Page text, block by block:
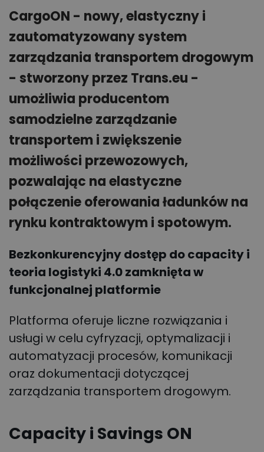
CargoON - nowy, elastyczny i
zautomatyzowany system
zarządzania transportem drogowym
- stworzony przez Trans.eu -
umożliwia producentom
samodzielne zarządzanie
transportem i zwiększenie
możliwości przewozowych,
pozwalając na elastyczne
połączenie oferowania ładunków na
rynku kontraktowym i spotowym.
Bezkonkurencyjny dostęp do capacity i
teoria logistyki 4.0 zamknięta w
funkcjonalnej platformie
Platforma oferuje liczne rozwiązania i
usługi w celu cyfryzacji, optymalizacji i
automatyzacji procesów, komunikacji
oraz dokumentacji dotyczącej
zarządzania transportem drogowym.
Capacity i Savings ON